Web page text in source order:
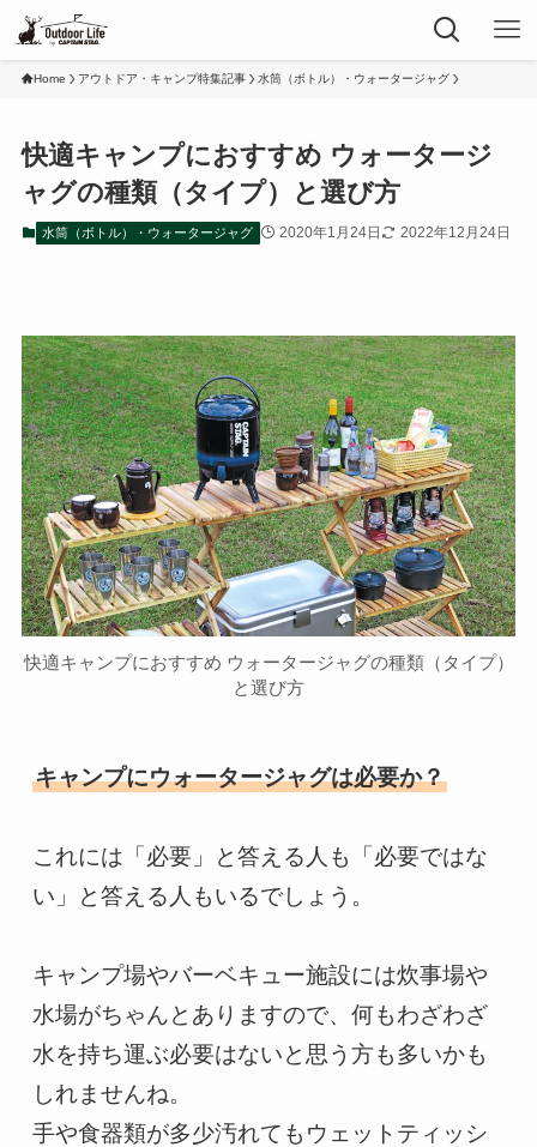
Home アウトドア・キャンプ特集記事 水筒（ボトル）・ウォータージャグ
快適キャンプにおすすめ ウォータージ
ャグの種類（タイプ）と選び方
水筒（ボトル）・ウォータージャグ 2020年1月24日 2022年12月24日
快適キャンプにおすすめ ウォータージャグの種類（タイプ）
と選び方
キャンプにウォータージャグは必要か？
これには「必要」と答える人も「必要ではな
い」と答える人もいるでしょう。
キャンプ場やバーベキュー施設には炊事場や
水場がちゃんとありますので、何もわざわざ
水を持ち運ぶ必要はないと思う方も多いかも
しれませんね。
手や食器類が多少汚れてもウェットティッシ